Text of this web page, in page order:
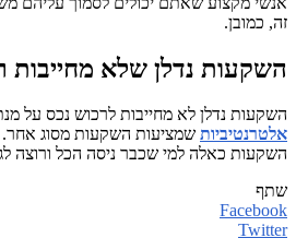
זה, כמובן.
השקעות נדלן שלא מחייבות
השקעות נדלן לא מחייבות לרכוש נכס על
אלטרנטיביות
השקעות כאלה למי שכבר ניסה הכל ורוצה
שתף
Facebook
Twitter